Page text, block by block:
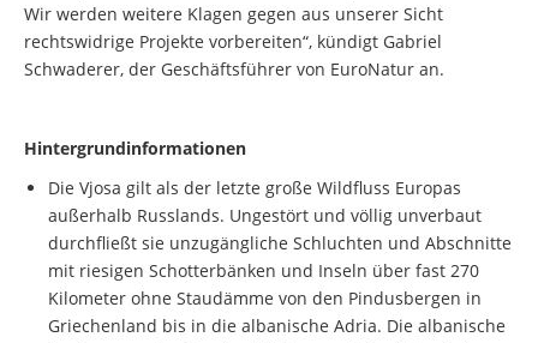
Wir werden weitere Klagen gegen aus unserer Sicht
rechtswidrige Projekte vorbereiten“, kündigt Gabriel
Schwaderer, der Geschäftsführer von EuroNatur an.
Hintergrundinformationen
Die Vjosa gilt als der letzte große Wildfluss Europas
außerhalb Russlands. Ungestört und völlig unverbaut
durchfließt sie unzugängliche Schluchten und Abschnitte
mit riesigen Schotterbänken und Inseln über fast 270
Kilometer ohne Staudämme von den Pindusbergen in
Griechenland bis in die albanische Adria. Die albanische